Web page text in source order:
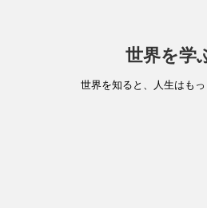
世界を学
世界を知ると、人生はもっ